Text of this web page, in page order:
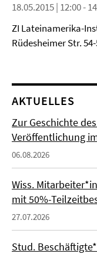
18.05.2015 | 12:00 -
ZI Lateinamerika-
Rüdesheimer Str.
AKTUELLES
Zur Geschichte
Veröffentlichung
06.08.2026
Wiss.
mit 50%-
27.07.2026
Stud.